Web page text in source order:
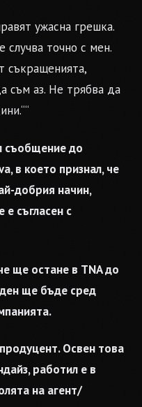
ужасна грешка.
случва точно с мен.
съкращенията,
съм аз. Не трябва да
съобщение до
в което признал, че
добрия начин,
съгласен с
ще остане в TNA до
ще бъде сред
Освен това
работил е в
на агент/